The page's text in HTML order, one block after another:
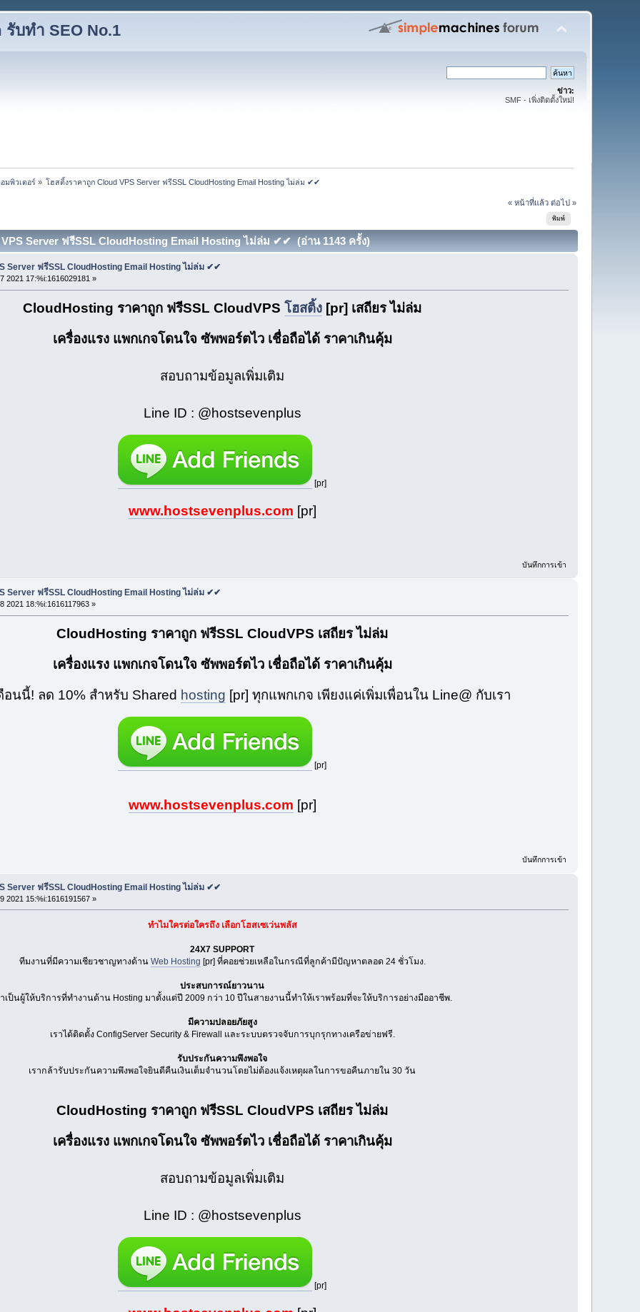
บทำ SEO No.1
ข่าว:
SMF - เพิ่งติดตั้งใหม่!
มพิวเตอร์ » โฮสติ้งราคาถูก Cloud VPS Server ฟรีSSL CloudHosting Email Hosting ไม่ล่ม ✔✔
« หน้าที่แล้ว ต่อไป »
พิมพ์
Server ฟรีSSL CloudHosting Email Hosting ไม่ล่ม ✔✔ (อ่าน 1143 ครั้ง)
Server ฟรีSSL CloudHosting Email Hosting ไม่ล่ม ✔✔
2021 17:%i:1616029181 »
CloudHosting ราคาถูก ฟรีSSL CloudVPSโฮสติ้ง [pr] เสถียร ไม่ล่ม
เครื่องแรง แพกเกจโดนใจ ซัพพอร์ตไว เชื่อถือได้ ราคาเกินคุ้ม
สอบถามข้อมูลเพิ่มเติม
Line ID : @hostsevenplus
[pr]
www.hostsevenplus.com [pr]
บันทึกการเข้า
Server ฟรีSSL CloudHosting Email Hosting ไม่ล่ม ✔✔
2021 18:%i:1616117963 »
CloudHosting ราคาถูก ฟรีSSL CloudVPS เสถียร ไม่ล่ม
เครื่องแรง แพกเกจโดนใจ ซัพพอร์ตไว เชื่อถือได้ ราคาเกินคุ้ม
อนนี้! ลด 10% สำหรับ Shared hosting [pr] ทุกแพกเกจ เพียงแค่เพิ่มเพื่อนใน Line@ กับเรา
[pr]
www.hostsevenplus.com [pr]
บันทึกการเข้า
Server ฟรีSSL CloudHosting Email Hosting ไม่ล่ม ✔✔
2021 15:%i:1616191567 »
ทำไมใครต่อใครถึง เลือกโฮสเซเว่นพลัส
24X7 SUPPORT
ทีมงานที่มีความเชียวชาญทางด้าน Web Hosting [pr] ที่คอยช่วยเหลือในกรณีที่ลูกค้ามีปัญหาตลอด 24 ชั่วโมง.
ประสบการณ์ยาวนาน
าเป็นผู้ให้บริการที่ทำงานด้าน Hosting มาตั้งแต่ปี 2009 กว่า 10 ปีในสายงานนี้ทำให้เราพร้อมที่จะให้บริการอย่างมืออาชีพ.
มีความปลอยภัยสูง
เราได้ติดตั้ง ConfigServer Security & Firewall และระบบตรวจจับการบุกรุกทางเครือข่ายฟรี.
รับประกันความพึงพอใจ
เรากล้ารับประกันความพึงพอใจยินดีคืนเงินเต็มจำนวนโดยไม่ต้องแจ้งเหตุผลในการขอคืนภายใน 30 วัน
CloudHosting ราคาถูก ฟรีSSL CloudVPS เสถียร ไม่ล่ม
เครื่องแรง แพกเกจโดนใจ ซัพพอร์ตไว เชื่อถือได้ ราคาเกินคุ้ม
สอบถามข้อมูลเพิ่มเติม
Line ID : @hostsevenplus
[pr]